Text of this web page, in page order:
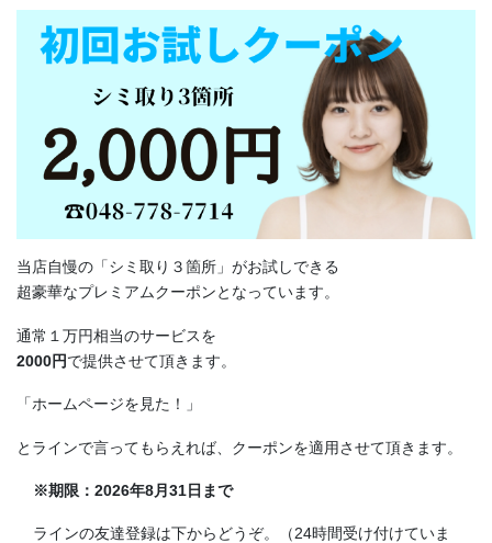
当店自慢の「シミ取り３箇所」がお試しできる
超豪華なプレミアムクーポンとなっています。
通常１万円相当のサービスを
2000円で提供させて頂きます。
「ホームページを見た！」
とラインで言ってもらえれば、クーポンを適用させて頂きます。
※期限：2026年8月31日まで
ラインの友達登録は下からどうぞ。（24時間受け付けていま